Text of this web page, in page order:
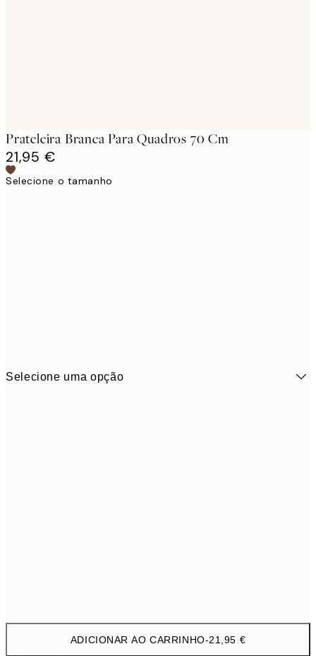
Prateleira Branca Para Quadros 70 Cm
21,95 €
Selecione o tamanho
Selecione uma opção
ADICIONAR AO CARRINHO-21,95 €